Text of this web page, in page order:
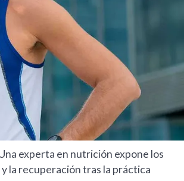
experta en nutrición expone los
la recuperación tras la práctica